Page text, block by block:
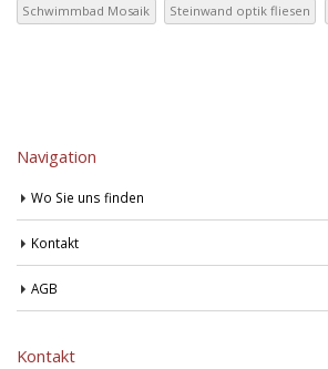
Schwimmbad Mosaik Steinwand optik fliesen
Navigation
Wo Sie uns finden
Kontakt
AGB
Kontakt